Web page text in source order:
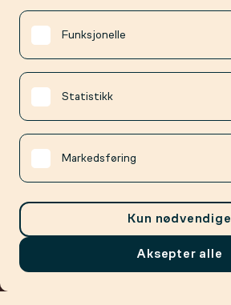
Meny
Funksjonelle
Statistikk
Markedsføring
Kun nødvendige
Aksepter alle